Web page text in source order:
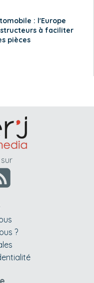
: l'Europe
à faciliter
pièces
?